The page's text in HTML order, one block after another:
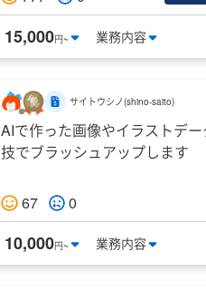
15,000円~ 業務内容
サイトウシノ(shino-saito)
AIで作った画像やイラストデ
技でブラッシュアップします
67 0
10,000円~ 業務内容